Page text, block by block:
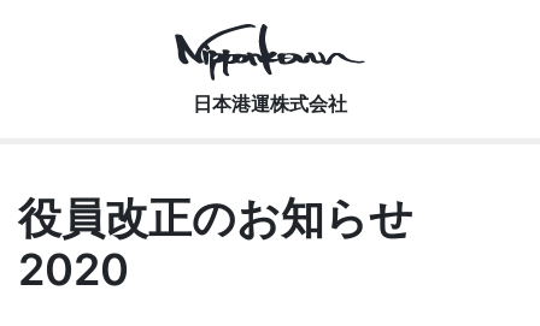
Main Navigation
日本港運株式会社
役員改正のお知らせ
2020